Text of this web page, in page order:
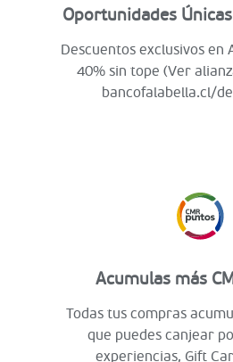
Oportunidades
Descuentos exclusivos en
40% sin tope (Ver
bancofalabella.cl/
Acumulas más
Todas tus compras
que puedes canjear
experiencias, Gift